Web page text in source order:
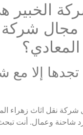
الخبير
شركة
إلا مع
نقل اثاث زهراء
شاحنة وعمال. أنت